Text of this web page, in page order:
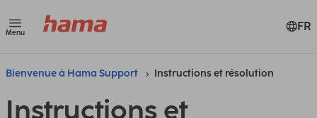
Menu FR
Bienvenue à Hama Support Instructions et résolution
Instructions et